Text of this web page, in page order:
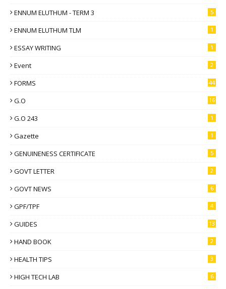
ENNUM ELUTHUM - TERM 3 5
ENNUM ELUTHUM TLM 1
ESSAY WRITING 1
Event 2
FORMS 44
G.O 16
G.O 243 1
Gazette 1
GENUINENESS CERTIFICATE 5
GOVT LETTER 2
GOVT NEWS 6
GPF/TPF 4
GUIDES 13
HAND BOOK 2
HEALTH TIPS 3
HIGH TECH LAB 6